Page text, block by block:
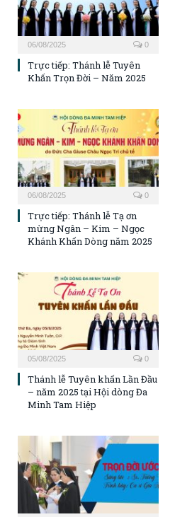
06/08/2025 0
Trực tiếp: Thánh lễ Tuyên
Khấn Trọn Đời – Năm 2025
06/08/2025 0
Trực tiếp: Thánh lễ Tạ ơn
mừng Ngân – Kim – Ngọc
Khánh Khấn Dòng năm 2025
05/08/2025 0
Thánh lễ Tuyên khấn Lần Đầu
– năm 2025 tại Hội dòng Đa
Minh Tam Hiệp